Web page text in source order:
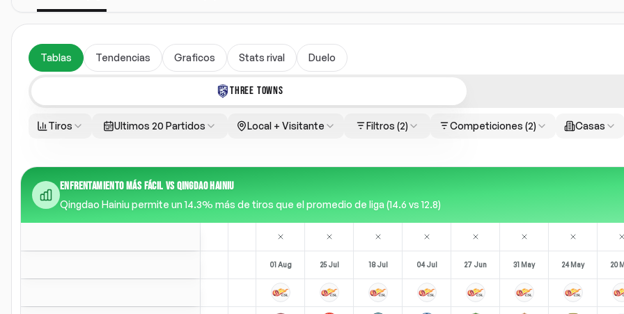
Tablas Tendencias Graficos Stats rival Duelo
THREE TOWNS
Tiros Ultimos 20 Partidos Local + Visitante Filtros (2) Competiciones (2) Casas
ENFRENTAMIENTO MÁS FÁCIL VS QINGDAO HAINIU
Qingdao Hainiu permite un 14.3% más de tiros que el promedio de liga (14.6 vs 12.8)
01 Aug 25 Jul 18 Jul 04 Jul 27 Jun 31 May 24 May 20